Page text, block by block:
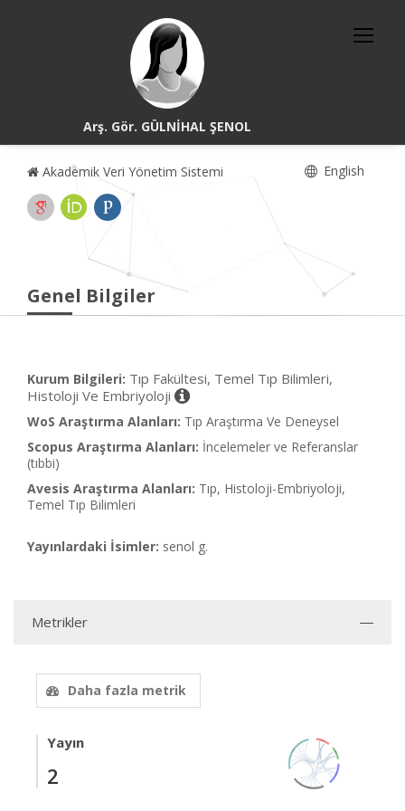
Arş. Gör. GÜLNİHAL ŞENOL
Akademik Veri Yönetim Sistemi English
Genel Bilgiler
Kurum Bilgileri: Tıp Fakültesi, Temel Tıp Bilimleri,
Histoloji Ve Embriyoloji
WoS Araştırma Alanları: Tıp Araştırma Ve Deneysel
Scopus Araştırma Alanları: İncelemeler ve Referanslar
(tıbbi)
Avesis Araştırma Alanları: Tıp, Histoloji-Embriyoloji,
Temel Tıp Bilimleri
Yayınlardaki İsimler: senol g.
Metrikler
Daha fazla metrik
Yayın
2